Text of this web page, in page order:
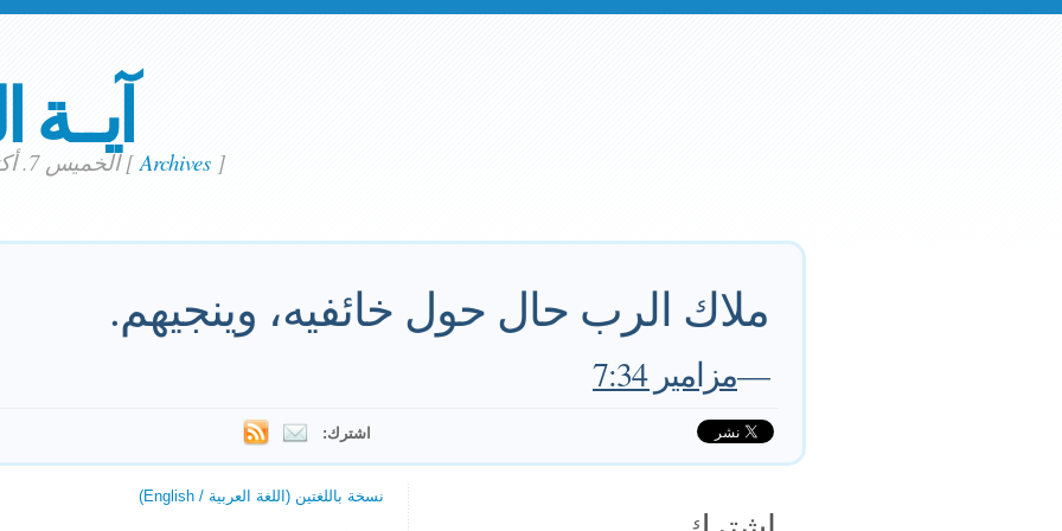
الخميس 7. أكتوبر 2021[Archives]
ملاك الرب حال حول خائفيه، وينجيهم.
—مزامير 7:34
اشترك:
نسخة باللغتين (اللغة العربية / English)